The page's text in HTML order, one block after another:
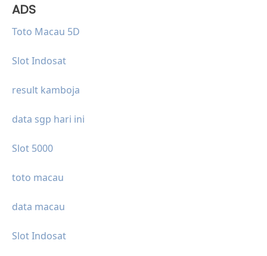
ADS
Toto Macau 5D
Slot Indosat
result kamboja
data sgp hari ini
Slot 5000
toto macau
data macau
Slot Indosat